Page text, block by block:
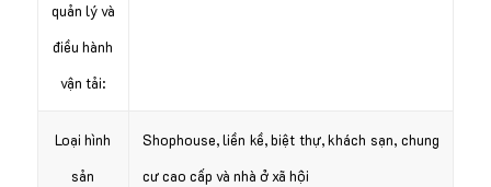
quản lý và
điều hành
vận tải:
Loại hình
sản
Shophouse, liền kề, biệt thự, khách sạn, chung
cư cao cấp và nhà ở xã hội